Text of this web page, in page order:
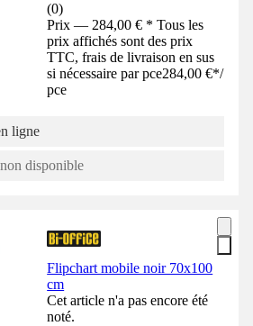
(0)
Prix — 284,00 € * Tous les
prix affichés sont des prix
TTC, frais de livraison en sus
si nécessaire par pce284,00 €*/
pce
ligne
disponible
Flipchart mobile noir 70x100
cm
Cet article n'a pas encore été
noté.